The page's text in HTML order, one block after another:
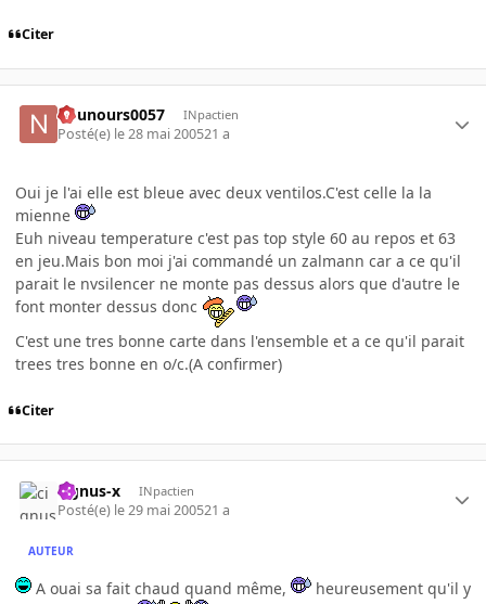
Citer
nounours0057 INpactien
Posté(e) le 28 mai 200521 a
Oui je l'ai elle est bleue avec deux ventilos.C'est celle la la
mienne
Euh niveau temperature c'est pas top style 60 au repos et 63
en jeu.Mais bon moi j'ai commandé un zalmann car a ce qu'il
parait le nvsilencer ne monte pas dessus alors que d'autre le
font monter dessus donc
C'est une tres bonne carte dans l'ensemble et a ce qu'il parait
trees tres bonne en o/c.(A confirmer)
Citer
cignus-x INpactien
Posté(e) le 29 mai 200521 a
AUTEUR
A ouai sa fait chaud quand même,
heureusement qu'il y